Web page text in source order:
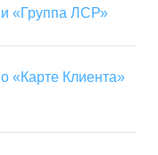
«Группа ЛСР»
«Карте Клиента»